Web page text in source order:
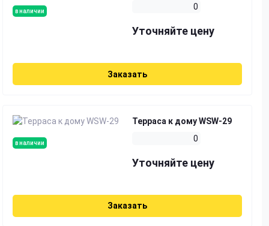
в наличии
0
Уточняйте цену
Заказать
в наличии
Терраса к дому WSW-29
0
Уточняйте цену
Заказать